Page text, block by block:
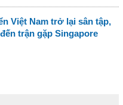
Việt Nam trở lại sân tập,
trận gặp Singapore